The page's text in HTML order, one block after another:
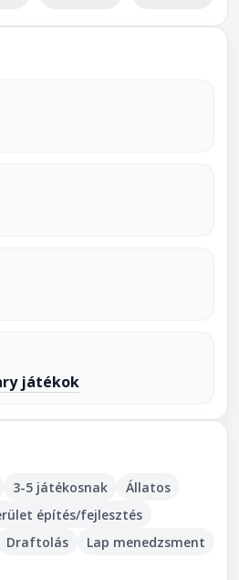
játékok
3-5 játékosnak
Állatos
építés/fejlesztés
Draftolás
Lap menedzsment